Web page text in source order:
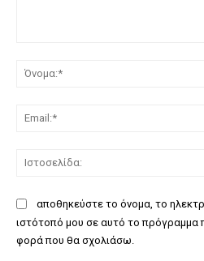
αποθηκεύστε το όνομα, το
ιστότοπό μου σε αυτό το πρόγραμμα
φορά που θα σχολιάσω.